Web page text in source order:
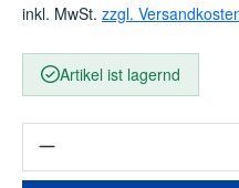
inkl. MwSt. zzgl.
Artikel ist lagernd
Produkt Anzahl: